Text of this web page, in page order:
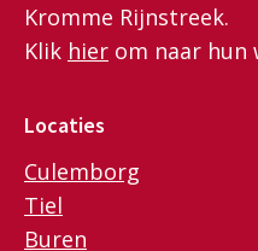
Kromme Rijnstreek.
Klik hier om naar hun
Locaties
Culemborg
Tiel
Buren